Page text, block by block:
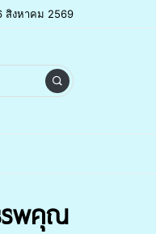
สิงหาคม 2569
รพคุณ